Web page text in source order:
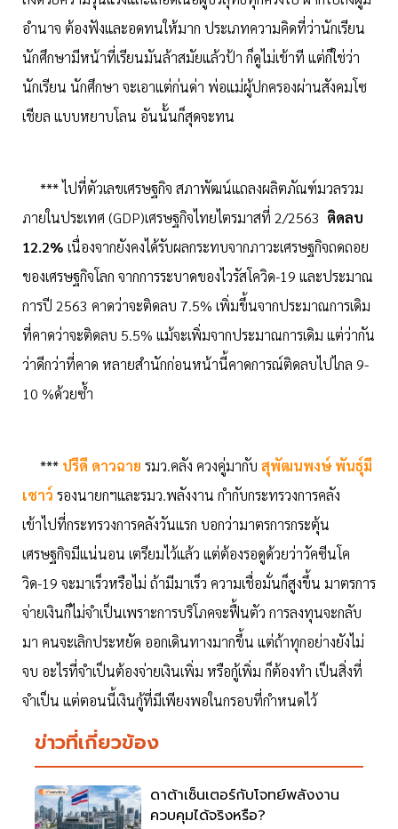
อำนาจ ต้องฟังและอดทนให้มาก ประเภทความคิดที่ว่านักเรียน
นักศึกษามีหน้าที่เรียนมันล้าสมัยแล้วป้า ก็ดูไม่เข้าที แต่ก็ใช่ว่า
นักเรียน นักศึกษา จะเอาแต่ก่นด่า พ่อแม่ผู้ปกครองผ่านสังคมโซ
เชียล แบบหยาบโลน อันนั้นก็สุดจะทน
*** ไปที่ตัวเลขเศรษฐกิจ สภาพัฒน์แถลงผลิตภัณฑ์มวลรวม
ภายในประเทศ (GDP)เศรษฐกิจไทยไตรมาสที่ 2/2563 ติดลบ
12.2% เนื่องจากยังคงได้รับผลกระทบจากภาวะเศรษฐกิจถดถอย
ของเศรษฐกิจโลก จากการระบาดของไวรัสโควิด-19 และประมาณ
การปี 2563 คาดว่าจะติดลบ 7.5% เพิ่มขึ้นจากประมาณการเดิม
ที่คาดว่าจะติดลบ 5.5% แม้จะเพิ่มจากประมาณการเดิม แต่ว่ากัน
ว่าดีกว่าที่คาด หลายสำนักก่อนหน้านี้คาดการณ์ติดลบไปไกล 9-
10 %ด้วยซ้ำ
*** ปรีดี ดาวฉาย รมว.คลัง ควงคู่มากับ สุพัฒนพงษ์ พันธุ์มี
เชาว์ รองนายกฯและรมว.พลังงาน กำกับกระทรวงการคลัง
เข้าไปที่กระทรวงการคลังวันแรก บอกว่ามาตรการกระตุ้น
เศรษฐกิจมีแน่นอน เตรียมไว้แล้ว แต่ต้องรอดูด้วยว่าวัคซีนโค
วิด-19 จะมาเร็วหรือไม่ ถ้ามีมาเร็ว ความเชื่อมั่นก็สูงขึ้น มาตรการ
จ่ายเงินก็ไม่จำเป็นเพราะการบริโภคจะฟื้นตัว การลงทุนจะกลับ
มา คนจะเลิกประหยัด ออกเดินทางมากขึ้น แต่ถ้าทุกอย่างยังไม่
จบ อะไรที่จำเป็นต้องจ่ายเงินเพิ่ม หรือกู้เพิ่ม ก็ต้องทำ เป็นสิ่งที่
จำเป็น แต่ตอนนี้เงินกู้ที่มีเพียงพอในกรอบที่กำหนดไว้
ข่าวที่เกี่ยวข้อง
ดาต้าเซ็นเตอร์กับโจทย์พลังงาน
ควบคุมได้จริงหรือ?